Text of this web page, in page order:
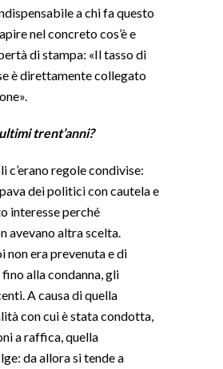
a chi fa questo
nel concreto cos’è e
di stampa: «Il tasso di
è direttamente collegato
trent’anni?
c’erano regole condivise:
dei politici con cautela e
interesse perché
avevano altra scelta.
non era prevenuta e di
alla condanna, gli
A causa di quella
con cui è stata condotta,
a raffica, quella
da allora si tende a